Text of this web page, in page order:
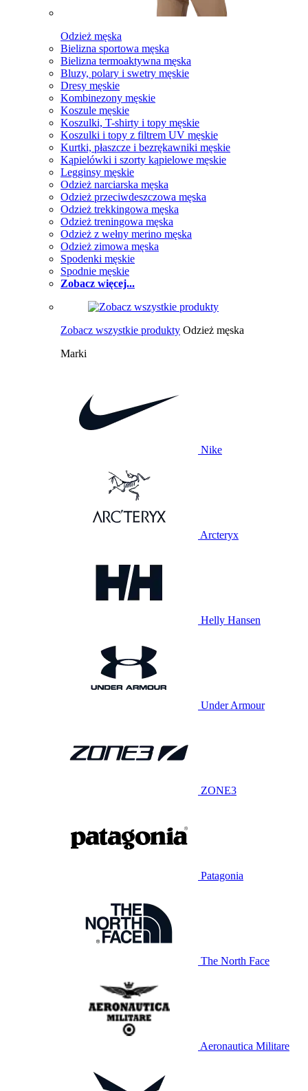
Odzież męska
Bielizna sportowa męska
Bielizna termoaktywna męska
Bluzy, polary i swetry męskie
Dresy męskie
Kombinezony męskie
Koszule męskie
Koszulki, T-shirty i topy męskie
Koszulki i topy z filtrem UV męskie
Kurtki, płaszcze i bezrękawniki męskie
Kąpielówki i szorty kąpielowe męskie
Legginsy męskie
Odzież narciarska męska
Odzież przeciwdeszczowa męska
Odzież trekkingowa męska
Odzież treningowa męska
Odzież z wełny merino męska
Odzież zimowa męska
Spodenki męskie
Spodnie męskie
Zobacz więcej...
Zobacz wszystkie produkty Odzież męska
Marki
Nike
Arcteryx
Helly Hansen
Under Armour
ZONE3
Patagonia
The North Face
Aeronautica Militare